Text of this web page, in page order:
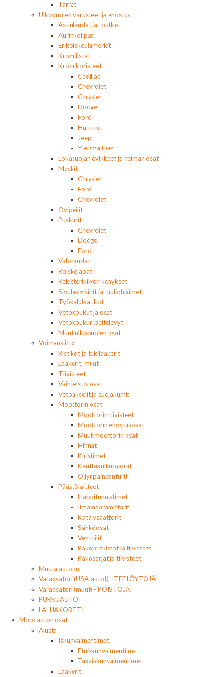
Tarrat
Ulkopuolen varusteet ja ehostus
Astinlaudat ja -putket
Aurinkolipat
Erikoiskeulamerkit
Kromilistat
Kromikoristeet
Cadillac
Chevrolet
Chrysler
Dodge
Ford
Hummer
Jeep
Yleismalliset
Lokasuojanlevikkeet ja helman osat
Maskit
Chrysler
Ford
Chevrolet
Ovipeilit
Puskurit
Chevrolet
Dodge
Ford
Valoraudat
Roiskeläpät
Rekisterikilven kehykset
Sivulasivisiirit ja tuuliohjaimet
Työkalulaatikot
Vetokoukut ja osat
Vetokoukun peitelevyt
Muut ulkopuolen osat
Voimansiirto
Ristikot ja tukilaakerit
Laakerit, muut
Tiivisteet
Vaihteisto-osat
Vetoakselit ja suojakumit
Moottorin osat
Moottorin tiivisteet
Moottorin ehostusosat
Muut moottorin osat
Hihnat
Kiristimet
Kauttakulkupyörät
Öljynpaineanturit
Päästölaitteet
Happitunnistimet
Ilmamäärämittarit
Katalysaattorit
Sähköosat
Venttiilit
Pakoputkistot ja tiivisteet
Pakosarjat ja tiivisteet
Muuta autoon
Varaosatori (USA-autot) - TEE LÖYTÖJÄ!
Varaosatori (muut) - POISTOJA!
PURKUAUTOT
LAHJAKORTTI
Mopoauton osat
Alusta
Iskunvaimentimet
Etuiskunvaimentimet
Takaiskunvaimentimet
Laakerit